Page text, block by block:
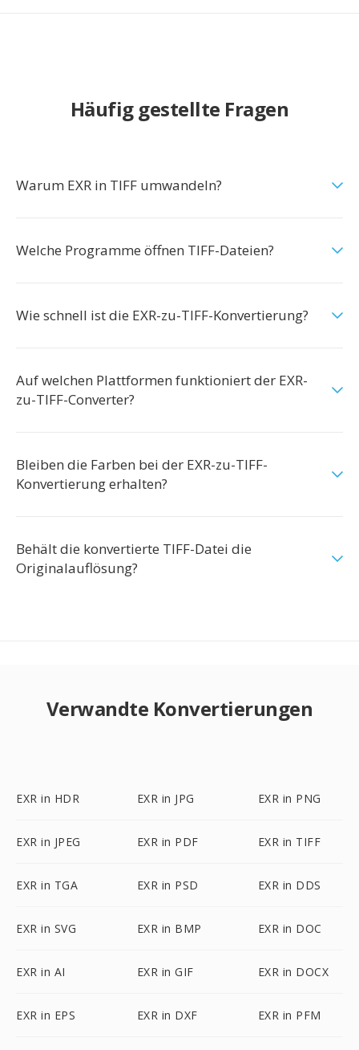
Häufig gestellte Fragen
Warum EXR in TIFF umwandeln?
Welche Programme öffnen TIFF-Dateien?
Wie schnell ist die EXR-zu-TIFF-Konvertierung?
Auf welchen Plattformen funktioniert der EXR-
zu-TIFF-Converter?
Bleiben die Farben bei der EXR-zu-TIFF-
Konvertierung erhalten?
Behält die konvertierte TIFF-Datei die
Originalauflösung?
Verwandte Konvertierungen
EXR in HDR EXR in JPG EXR in PNG
EXR in JPEG EXR in PDF EXR in TIFF
EXR in TGA EXR in PSD EXR in DDS
EXR in SVG EXR in BMP EXR in DOC
EXR in AI EXR in GIF EXR in DOCX
EXR in EPS EXR in DXF EXR in PFM